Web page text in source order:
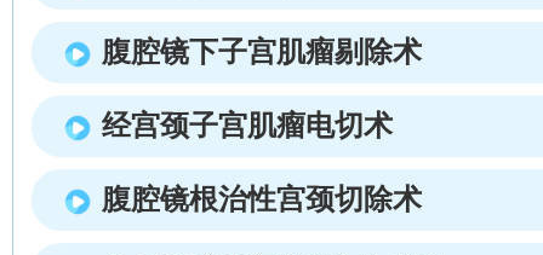
腹腔镜下子宫肌瘤剔除术
经宫颈子宫肌瘤电切术
腹腔镜根治性宫颈切除术